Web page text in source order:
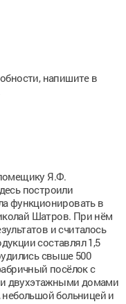
напишите в
Я.Ф.
построили
функционировать в
Шатров. При нём
и считалось
составлял 1,5
свыше 500
посёлок с
двухэтажными домами
больницей и